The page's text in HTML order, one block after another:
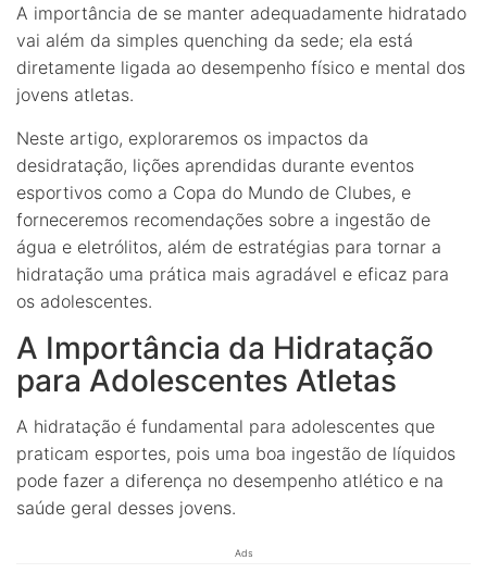
A importância de se manter adequadamente hidratado
vai além da simples quenching da sede; ela está
diretamente ligada ao desempenho físico e mental dos
jovens atletas.
Neste artigo, exploraremos os impactos da
desidratação, lições aprendidas durante eventos
esportivos como a Copa do Mundo de Clubes, e
forneceremos recomendações sobre a ingestão de
água e eletrólitos, além de estratégias para tornar a
hidratação uma prática mais agradável e eficaz para
os adolescentes.
A Importância da Hidratação
para Adolescentes Atletas
A hidratação é fundamental para adolescentes que
praticam esportes, pois uma boa ingestão de líquidos
pode fazer a diferença no desempenho atlético e na
saúde geral desses jovens.
Ads